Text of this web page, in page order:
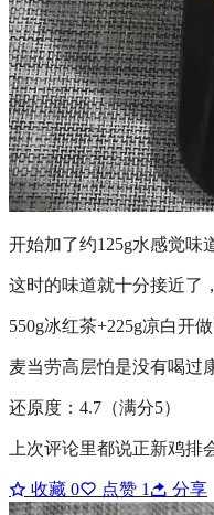
开始加了约125g水感觉味
这时的味道就十分接近了
550g冰红茶+225g凉白开
麦当劳高层怕是没有喝
还原度：4.7（满分5）
上次评论里都说正新鸡
收藏 0 点赞 1 分享